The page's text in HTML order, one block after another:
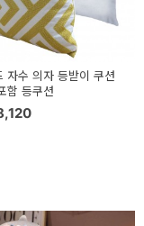
자수 의자 등받이 쿠션
함 등쿠션